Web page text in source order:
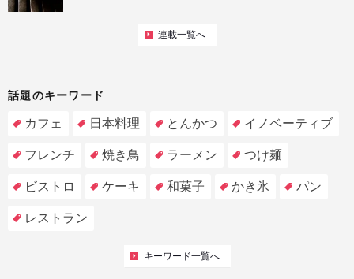
連載一覧へ
話題のキーワード
カフェ 日本料理 とんかつ イノベーティブ
フレンチ 焼き鳥 ラーメン つけ麺
ビストロ ケーキ 和菓子 かき氷 パン
レストラン
キーワード一覧へ